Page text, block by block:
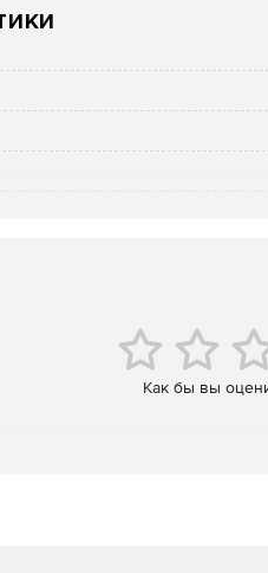
линейного или объемного типа
сторон при выборе
самостоятельно.
шума, к справочнику
наносить на карту с
дополнительных
Как бы вы